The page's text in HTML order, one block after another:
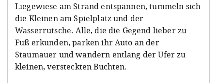
Liegewiese am Strand entspannen, tummeln sich
die Kleinen am Spielplatz und der
Wasserrutsche. Alle, die die Gegend lieber zu
Fuß erkunden, parken ihr Auto an der
Staumauer und wandern entlang der Ufer zu
kleinen, versteckten Buchten.